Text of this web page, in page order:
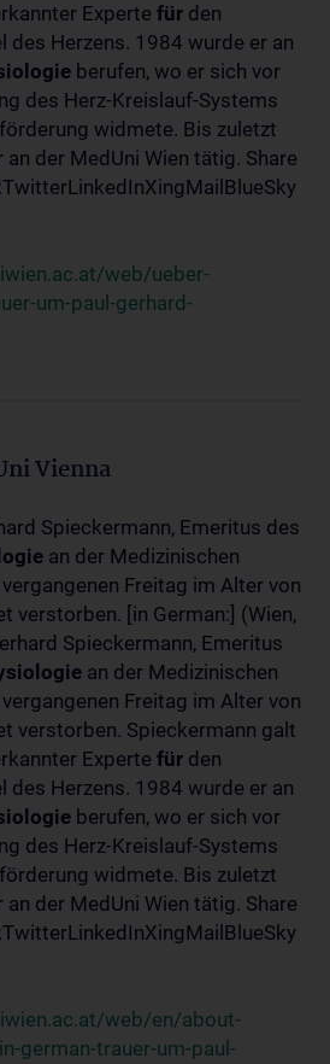
Experte für den
des Herzens. 1984 wurde er an
berufen, wo er sich vor
des Herz-Kreislauf-Systems
widmete. Bis zuletzt
der MedUni Wien tätig. Share
web/ueber-
um-paul-gerhard-
Vienna
Spieckermann, Emeritus des
an der Medizinischen
Freitag im Alter von
verstorben. [in German:] (Wien,
Spieckermann, Emeritus
an der Medizinischen
Freitag im Alter von
verstorben. Spieckermann galt
Experte für den
des Herzens. 1984 wurde er an
berufen, wo er sich vor
des Herz-Kreislauf-Systems
widmete. Bis zuletzt
der MedUni Wien tätig. Share
web/en/about-
german-trauer-um-paul-